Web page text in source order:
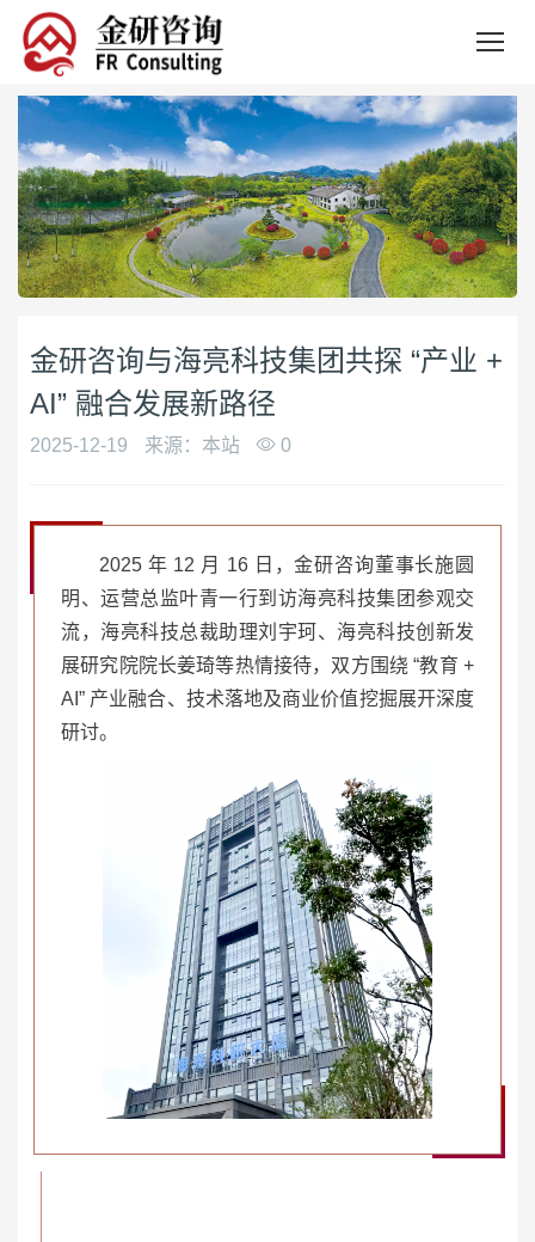
金研咨询与海亮科技集团共探 “产业 +
AI” 融合发展新路径
2025-12-19 来源：本站 0
2025 年 12 月 16 日，金研咨询董事长施圆
明、运营总监叶青一行到访海亮科技集团参观交
流，海亮科技总裁助理刘宇珂、海亮科技创新发
展研究院院长姜琦等热情接待，双方围绕 “教育 +
AI” 产业融合、技术落地及商业价值挖掘展开深度
研讨。